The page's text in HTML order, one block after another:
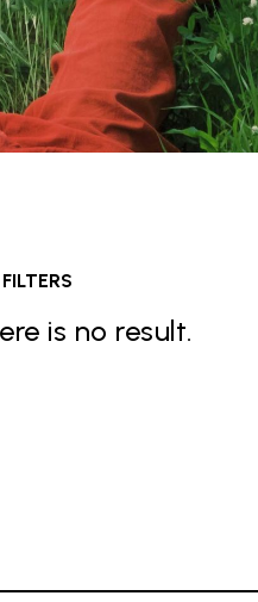
is no result.